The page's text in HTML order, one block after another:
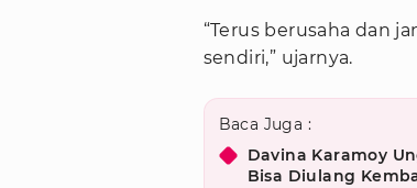
“Terus berusaha dan
sendiri,” ujarnya.
Baca Juga :
Davina Karamoy
Bisa Diulang